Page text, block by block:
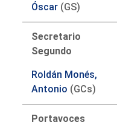
Óscar (GS)
Secretario
Segundo
Roldán Monés,
Antonio (GCs)
Portavoces